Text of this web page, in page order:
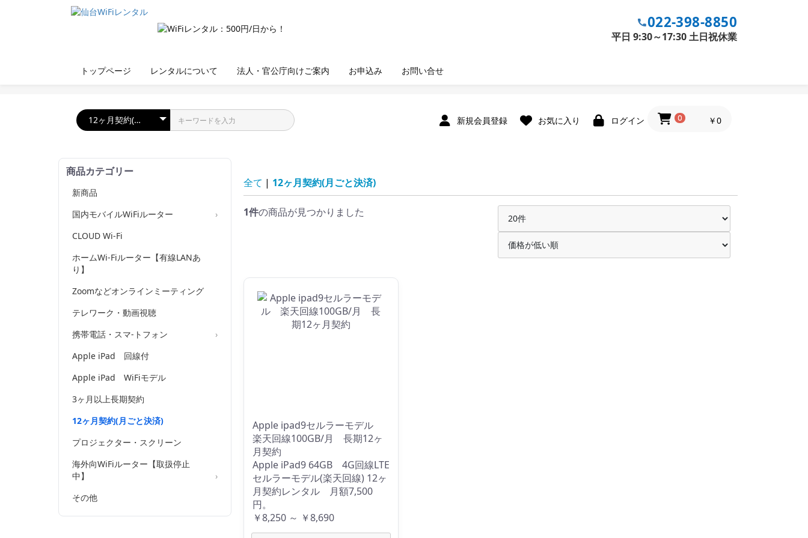
022-398-8850
平日 9:30～17:30 土日祝休業
トップページ レンタルについて 法人・官公庁向けご案内 お申込み お問い合せ
新規会員登録 お気に入り ログイン 0 ￥0
商品カテゴリー
新商品
国内モバイルWiFiルーター
CLOUD Wi-Fi
ホームWi-Fiルーター【有線LANあ
り】
Zoomなどオンラインミーティング
テレワーク・動画視聴
携帯電話・スマ-トフォン
Apple iPad 回線付
Apple iPad WiFiモデル
3ヶ月以上長期契約
12ヶ月契約(月ごと決済)
プロジェクター・スクリーン
海外向WiFiルーター【取扱停止
中】
その他
全て | 12ヶ月契約(月ごと決済)
1件の商品が見つかりました
Apple ipad9セルラーモデル
楽天回線100GB/月 長期12ヶ
月契約
Apple iPad9 64GB 4G回線LTE
セルラーモデル(楽天回線) 12ヶ
月契約レンタル 月額7,500
円。
￥8,250 ～ ￥8,690